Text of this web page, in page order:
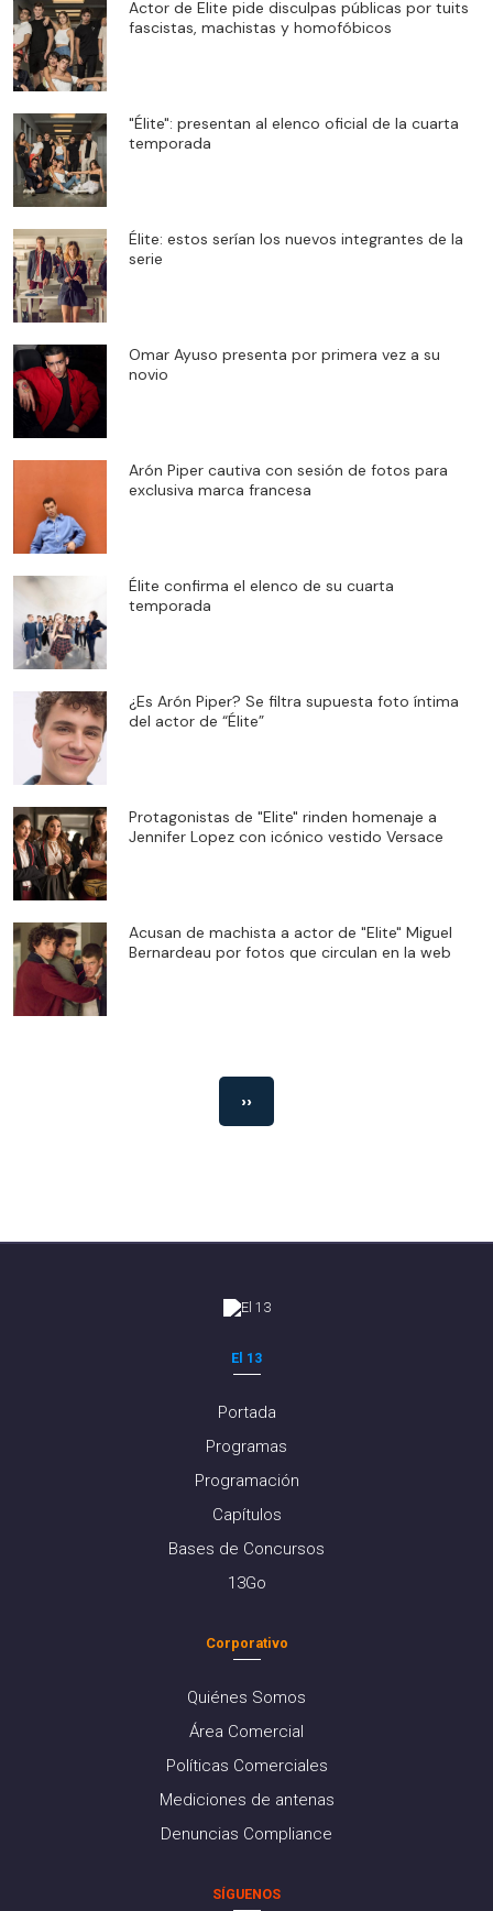
Actor de Elite pide disculpas públicas por tuits
fascistas, machistas y homofóbicos
"Élite": presentan al elenco oficial de la cuarta
temporada
Élite: estos serían los nuevos integrantes de la
serie
Omar Ayuso presenta por primera vez a su
novio
Arón Piper cautiva con sesión de fotos para
exclusiva marca francesa
Élite confirma el elenco de su cuarta
temporada
¿Es Arón Piper? Se filtra supuesta foto íntima
del actor de “Élite”
Protagonistas de "Elite" rinden homenaje a
Jennifer Lopez con icónico vestido Versace
Acusan de machista a actor de "Elite" Miguel
Bernardeau por fotos que circulan en la web
››
El 13
Portada
Programas
Programación
Capítulos
Bases de Concursos
13Go
Corporativo
Quiénes Somos
Área Comercial
Políticas Comerciales
Mediciones de antenas
Denuncias Compliance
SÍGUENOS